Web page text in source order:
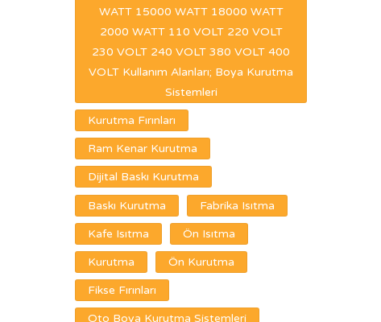
WATT 15000 WATT 18000 WATT
2000 WATT 110 VOLT 220 VOLT
230 VOLT 240 VOLT 380 VOLT 400
VOLT Kullanım Alanları; Boya Kurutma
Sistemleri
Kurutma Fırınları
Ram Kenar Kurutma
Dijital Baskı Kurutma
Baskı Kurutma Fabrika Isıtma
Kafe Isıtma Ön Isıtma
Kurutma Ön Kurutma
Fikse Fırınları
Oto Boya Kurutma Sistemleri